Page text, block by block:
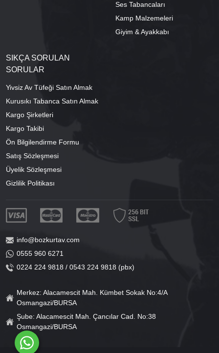
Ses Tabancaları
Kamp Malzemeleri
Giyim & Ayakkabı
SIKÇA SORULAN
SORULAR
Yivsiz Av Tüfeği Satın Almak
Kurusıkı Tabanca Satın Almak
Kargo Şirketleri
Kargo Takibi
Ön Bilgilendirme Formu
Satış Sözleşmesi
Üyelik Sözleşmesi
Gizlilik Politikası
info@bozkurtav.com
0555 960 6271
0224 224 9818 / 0543 224 9818 (pbx)
Merkez: Alacamescit Mah. Kümbet Sokak No:4/A
Osmangazi/BURSA
Şube: Alacamescit Mah. Çancılar Cad. No:38
Osmangazi/BURSA